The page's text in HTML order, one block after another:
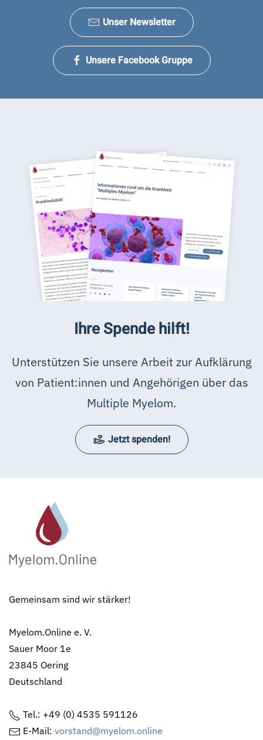
Unser Newsletter
Unsere Facebook Gruppe
Ihre Spende hilft!
Unterstützen Sie unsere Arbeit zur Aufklärung
von Patient:innen und Angehörigen über das
Multiple Myelom.
Jetzt spenden!
Gemeinsam sind wir stärker!
Myelom.Online e. V.
Sauer Moor 1e
23845 Oering
Deutschland
Tel.: +49 (0) 4535 591126
E-Mail: vorstand@myelom.online